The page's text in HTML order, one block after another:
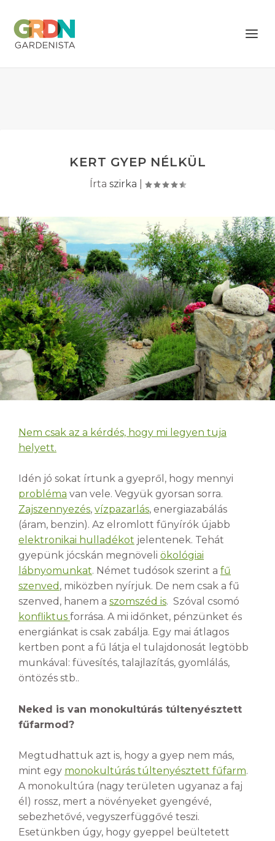
KERT GYEP NÉLKÜL
Írta szirka
Nem csak az a kérdés, hogy mi legyen tuja
helyett.
Idén jó sokat írtunk a gyepről, hogy mennyi
probléma van vele. Vegyük gyorsan sorra.
Zajszennyezés, vízpazarlás, energiazabálás
(áram, benzin). Az elromlott fűnyírók újabb
elektronikai hulladékot jelentenek. Tehát
gyepünk jócskán megnöveli ökológiai
lábnyomunkat. Német tudósok szerint a fű
szenved , miközben nyírjuk. De nem csak a fű
szenved, hanem a szomszéd is. Szóval csomó
konfliktus forrása. A mi időnket, pénzünket és
energiánkat is csak zabálja. Egy mai átlagos
kertben pont a fű látja el tulajdonosát legtöbb
munkával: füvesítés, talajlazítás, gyomlálás,
öntözés stb..
Neked is van monokultúrás túltenyésztett
fűfarmod?
Megtudhattuk azt is, hogy a gyep nem más,
mint egy monokultúrás túltenyésztett fűfarm.
A monokultúra (nagy területen ugyanaz a faj
él) rossz, mert a növényeket gyengévé,
sebezhetővé, vegyszerfüggővé teszi.
Esetünkben úgy, hogy gyeppel beültetett